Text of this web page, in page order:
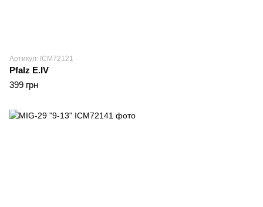
Артикул: ICM72121
Pfalz E.IV
399 грн